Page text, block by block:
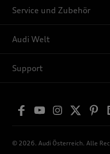
Service und Zubehör
Audi Welt
Support
© 2026. Audi Österreich. Alle